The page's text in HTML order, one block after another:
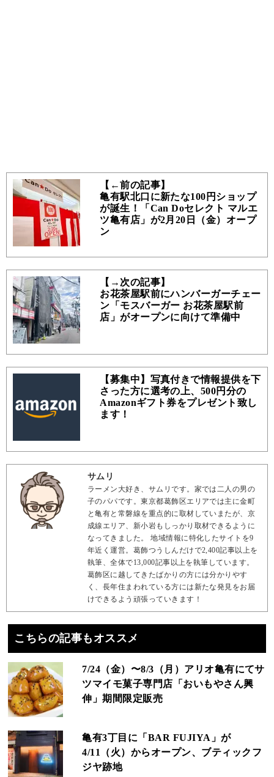
【←前の記事】
亀有駅北口に新たな100円ショップ
が誕生！「Can Doセレクト マルエ
ツ亀有店」が2月20日（金）オープ
ン
【→次の記事】
お花茶屋駅前にハンバーガーチェー
ン「モスバーガー お花茶屋駅前
店」がオープンに向けて準備中
【募集中】写真付きで情報提供を下
さった方に選考の上、500円分の
Amazonギフト券をプレゼント致し
ます！
サムリ
ラーメン大好き、サムリです。家では二人の男の
子のパパです。東京都葛飾区エリアでは主に金町
と亀有と常磐線を重点的に取材していまたが、京
成線エリア、新小岩もしっかり取材できるように
なってきました。 地域情報に特化したサイトを9
年近く運営。葛飾つうしんだけで2,400記事以上を
執筆、全体で13,000記事以上を執筆しています。
葛飾区に越してきたばかりの方には分かりやす
く、長年住まわれている方には新たな発見をお届
けできるよう頑張っていきます！
こちらの記事もオススメ
7/24（金）〜8/3（月）アリオ亀有にてサ
ツマイモ菓子専門店「おいもやさん興
伸」期間限定販売
亀有3丁目に「BAR FUJIYA」が
4/11（火）からオープン、ブティックフ
ジヤ跡地